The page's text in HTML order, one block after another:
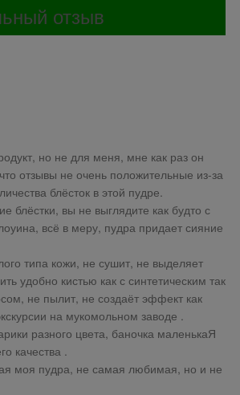
отзыв
но не для меня, мне как раз он
отзывы не очень положительные из-за
блёсток в этой пудре.
блёстки, вы не выглядите как будто с
всё в меру, пудра придает сияние
типа кожи, не сушит, не выделяет
удобно кистью как с синтетическим так
не пылит, не создаёт эффект как
на мукомольном заводе .
разного цвета, баночка маленькаЯ
качества .
моя пудра, не самая любимая, но и не